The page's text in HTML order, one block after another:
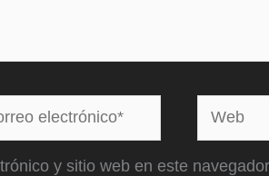
Web
y sitio web en este